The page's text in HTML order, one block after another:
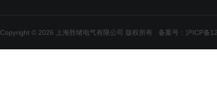
Copyright © 2026 上海胜绪电气有限公司 版权所有 备案号：沪ICP备